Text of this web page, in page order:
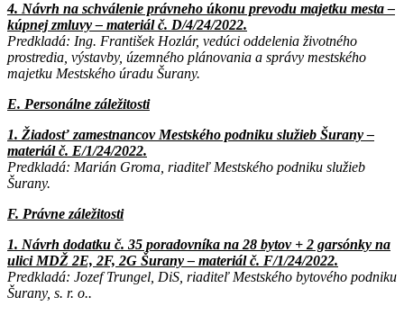
4. Návrh na schválenie právneho úkonu prevodu majetku mesta –
kúpnej zmluvy – materiál č. D/4/24/2022.
Predkladá: Ing. František Hozlár, vedúci oddelenia životného
prostredia, výstavby, územného plánovania a správy mestského
majetku Mestského úradu Šurany.
E. Personálne záležitosti
1. Žiadosť zamestnancov Mestského podniku služieb Šurany –
materiál č. E/1/24/2022.
Predkladá: Marián Groma, riaditeľ Mestského podniku služieb
Šurany.
F. Právne záležitosti
1. Návrh dodatku č. 35 poradovníka na 28 bytov + 2 garsónky na
ulici MDŽ 2E, 2F, 2G Šurany – materiál č. F/1/24/2022.
Predkladá: Jozef Trungel, DiS, riaditeľ Mestského bytového podniku
Šurany, s. r. o..